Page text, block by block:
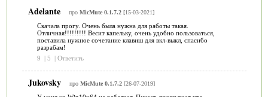
Adelante про MicMute 0.1.7.2[15-03-2021]
Скачала прогу. Очень была нужна для работы такая.
Отличная!!!!!!!!! Весит капельку, очень удобно пользоваться,
поставила нужное сочетание клавиш для вкл-выкл, спасибо
разрабам!
9
| 5 | Ответить
Jukovsky про MicMute 0.1.7.2[26-07-2019]